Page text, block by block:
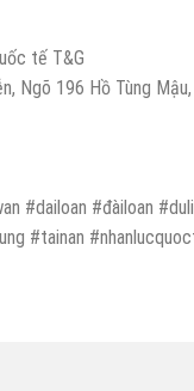
tế T&G
Ngõ 196 Hồ Tùng
#dailoan #đàiloan
#tainan